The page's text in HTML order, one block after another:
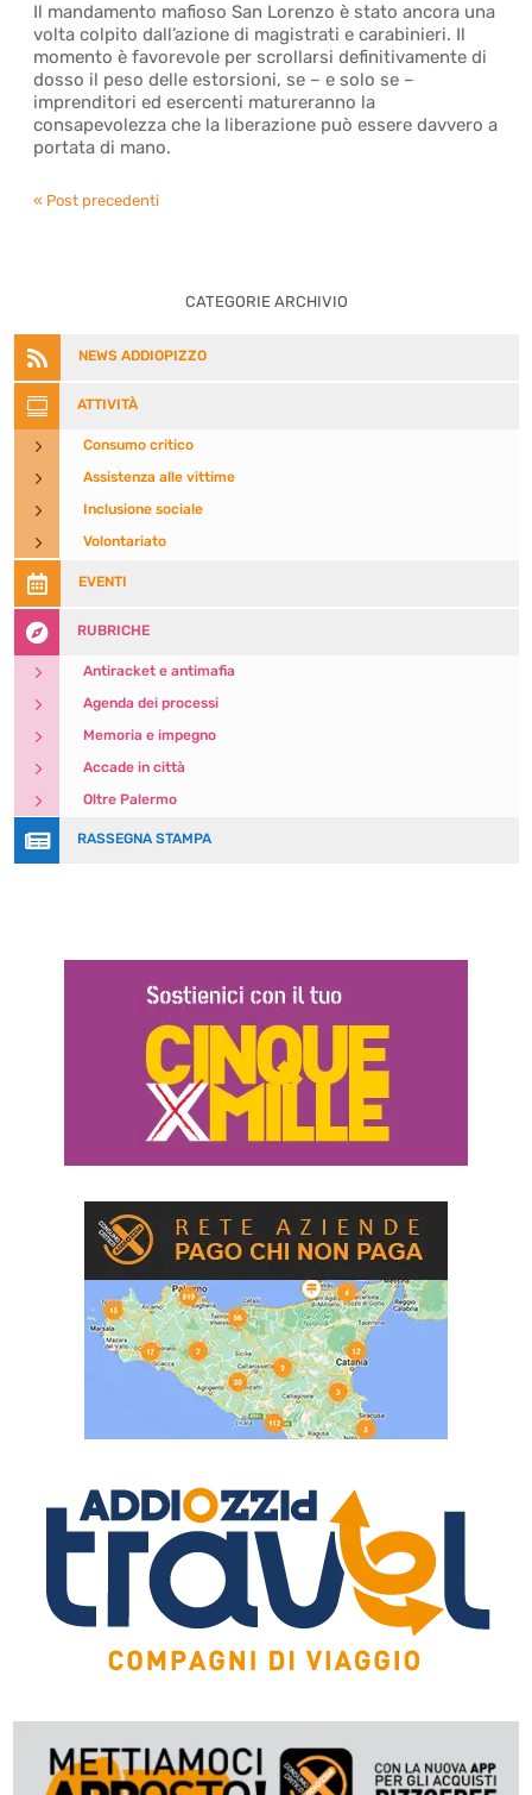
Il mandamento mafioso San Lorenzo è stato ancora una
volta colpito dall’azione di magistrati e carabinieri. Il
momento è favorevole per scrollarsi definitivamente di
dosso il peso delle estorsioni, se – e solo se –
imprenditori ed esercenti matureranno la
consapevolezza che la liberazione può essere davvero a
portata di mano.
« Post precedenti
CATEGORIE ARCHIVIO
 NEWS ADDIOPIZZO
 ATTIVITÀ
5 Consumo critico
5 Assistenza alle vittime
5 Inclusione sociale
5 Volontariato
 EVENTI
 RUBRICHE
5 Antiracket e antimafia
5 Agenda dei processi
5 Memoria e impegno
5 Accade in città
5 Oltre Palermo
 RASSEGNA STAMPA